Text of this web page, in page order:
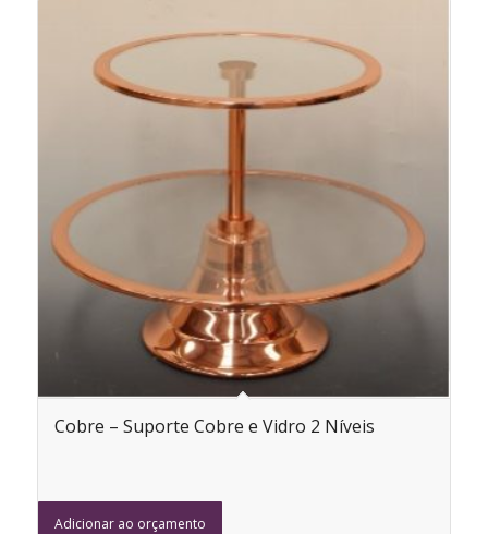
Cobre – Suporte Cobre e Vidro 2 Níveis
Adicionar ao orçamento